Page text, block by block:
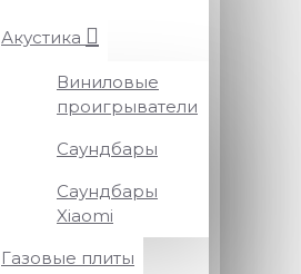
Акустика
Виниловые
проигрыватели
Саундбары
Саундбары
Xiaomi
Газовые плиты